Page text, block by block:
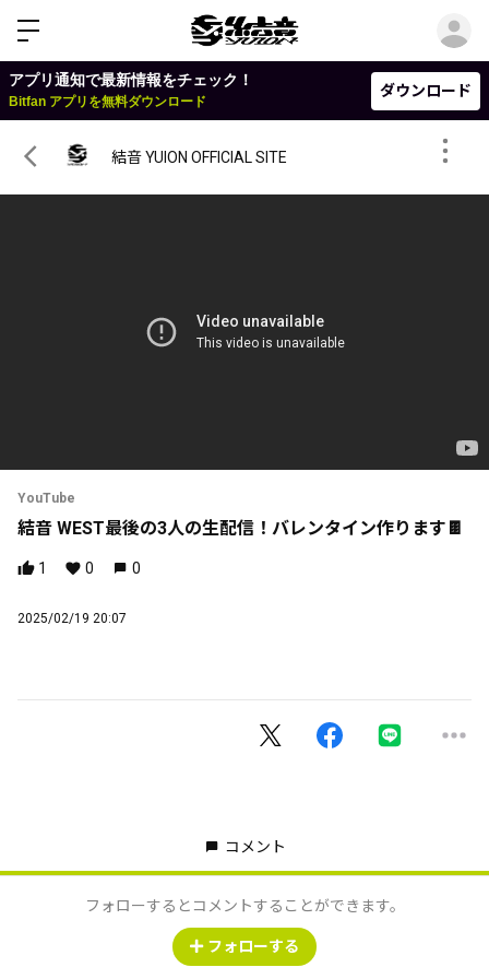
アプリ通知で最新情報をチェック！
Bitfan アプリを無料ダウンロード
ダウンロード
結音 YUION OFFICIAL SITE
YouTube
結音 WEST最後の3人の生配信！バレンタイン作ります🍫
1 0 0
2025/02/19 20:07
コメント
フォローするとコメントすることができます。
フォローする